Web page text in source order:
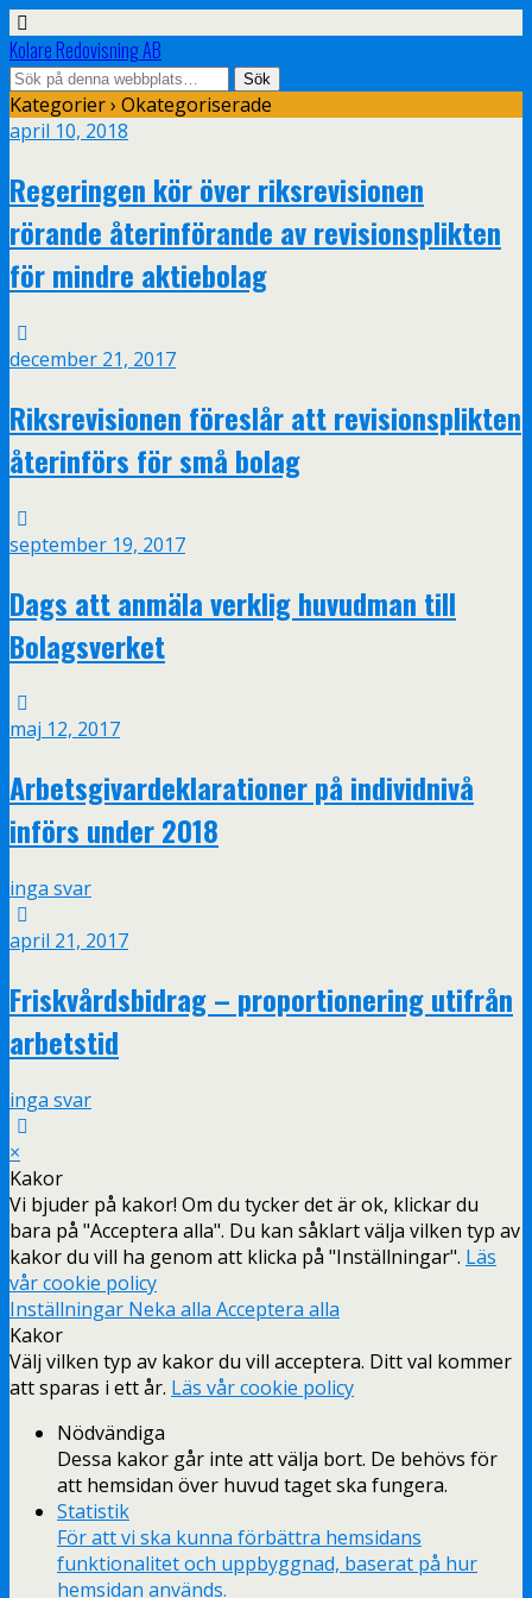
Kolare Redovisning AB
Kategorier › Okategoriserade
april 10, 2018
Regeringen kör över riksrevisionen
rörande återinförande av revisionsplikten
för mindre aktiebolag
december 21, 2017
Riksrevisionen föreslår att revisionsplikten
återinförs för små bolag
september 19, 2017
Dags att anmäla verklig huvudman till
Bolagsverket
maj 12, 2017
Arbetsgivardeklarationer på individnivå
införs under 2018
inga svar
april 21, 2017
Friskvårdsbidrag – proportionering utifrån
arbetstid
inga svar
×
Kakor
Vi bjuder på kakor! Om du tycker det är ok, klickar du
bara på "Acceptera alla". Du kan såklart välja vilken typ av
kakor du vill ha genom att klicka på "Inställningar". Läs
vår cookie policy
Inställningar Neka alla Acceptera alla
Kakor
Välj vilken typ av kakor du vill acceptera. Ditt val kommer
att sparas i ett år. Läs vår cookie policy
Nödvändiga
Dessa kakor går inte att välja bort. De behövs för
att hemsidan över huvud taget ska fungera.
Statistik
För att vi ska kunna förbättra hemsidans
funktionalitet och uppbyggnad, baserat på hur
hemsidan används.